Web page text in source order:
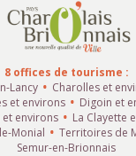
8 offices de tourisme :
Lancy
Charolles et
et environs
Digoin et
et environs
La Clayette
Monial
Territoires de
Semur-en-Brionnais